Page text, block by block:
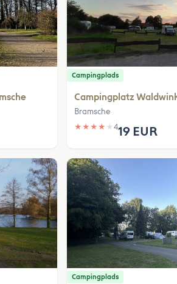
Campingplads
Campingplatz
Bramsche
★ ★ ★ ★ ★419 EUR
Campingplads